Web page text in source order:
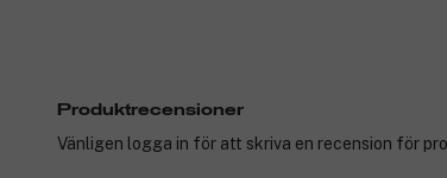
Produktrecensioner
Vänligen logga in för att skriva en recension för